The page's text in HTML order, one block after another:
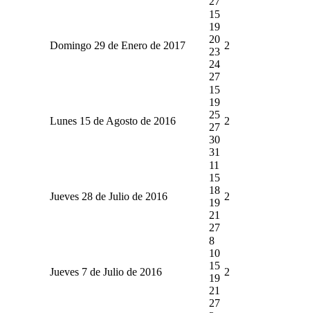
Domingo 29 de Enero de 2017
15
19
20
23
24
27
2
Lunes 15 de Agosto de 2016
15
19
25
27
30
31
2
Jueves 28 de Julio de 2016
11
15
18
19
21
27
2
Jueves 7 de Julio de 2016
8
10
15
19
21
27
2